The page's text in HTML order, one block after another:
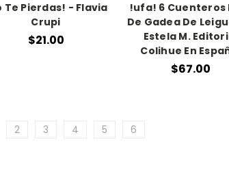
Te Pierdas! - Flavia
Crupi
$21.00
!ufa! 6 Cuenteros
De Gadea De
Estela M.
Colihue En
$67.00
2 3 4 5 6